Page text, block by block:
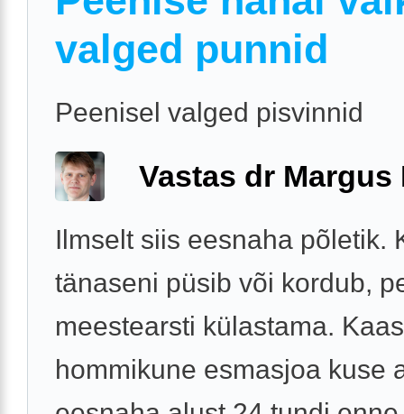
valged punnid
Peenisel valged pisvinnid
Vastas dr Margus
Ilmselt siis eesnaha põletik.
tänaseni püsib või kordub,
meestearsti külastama.
hommikune esmasjoa kuse